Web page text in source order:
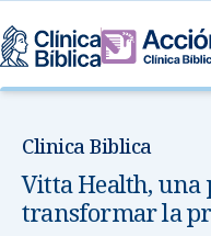
Especialidades médicas
Nuestras
Servicios
Servicios
Mi Vida
Información
Clinica Biblica
Vitta Health,
transformar la